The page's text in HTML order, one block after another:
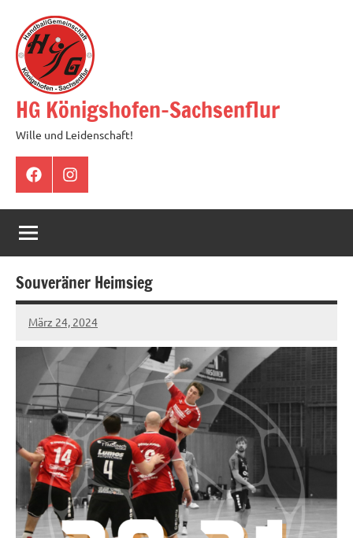
Inhalt
springen
HG Königshofen-Sachsenflur
Wille und Leidenschaft!
FacebookInstagram
Souveräner Heimsieg
März 24, 2024
hgadmin